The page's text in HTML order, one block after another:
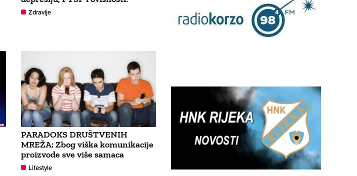
Zdravlje
PARADOKS DRUŠTVENIH
MREŽA: Zbog viška komunikacije
proizvode sve više samaca
Lifestyle